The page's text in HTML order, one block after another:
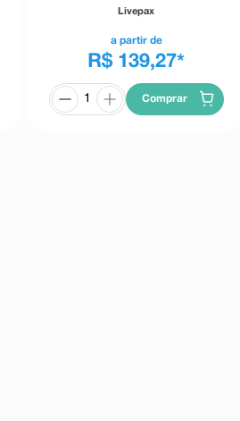
Livepax
a partir de
R$ 139,27*
Comprar